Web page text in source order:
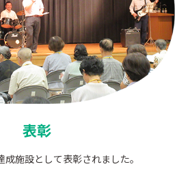
表彰
施設として表彰されました。